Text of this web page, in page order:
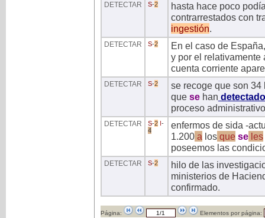
DETECTAR S-2
hasta hace poco
contrarrestados con
ingestión.
DETECTAR S-2
En el caso de España,
y por el relativamente
cuenta corriente
DETECTAR S-2
se recoge que son
quesehan detectado
proceso
DETECTAR S-2 -
4
enfermos de sida -
1.200a losque seles
poseemos las
DETECTAR S-2
hilo de las
ministerios de
confirmado.
Página: Elementos por página: